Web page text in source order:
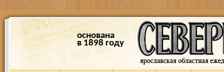
основана
в 1898 году